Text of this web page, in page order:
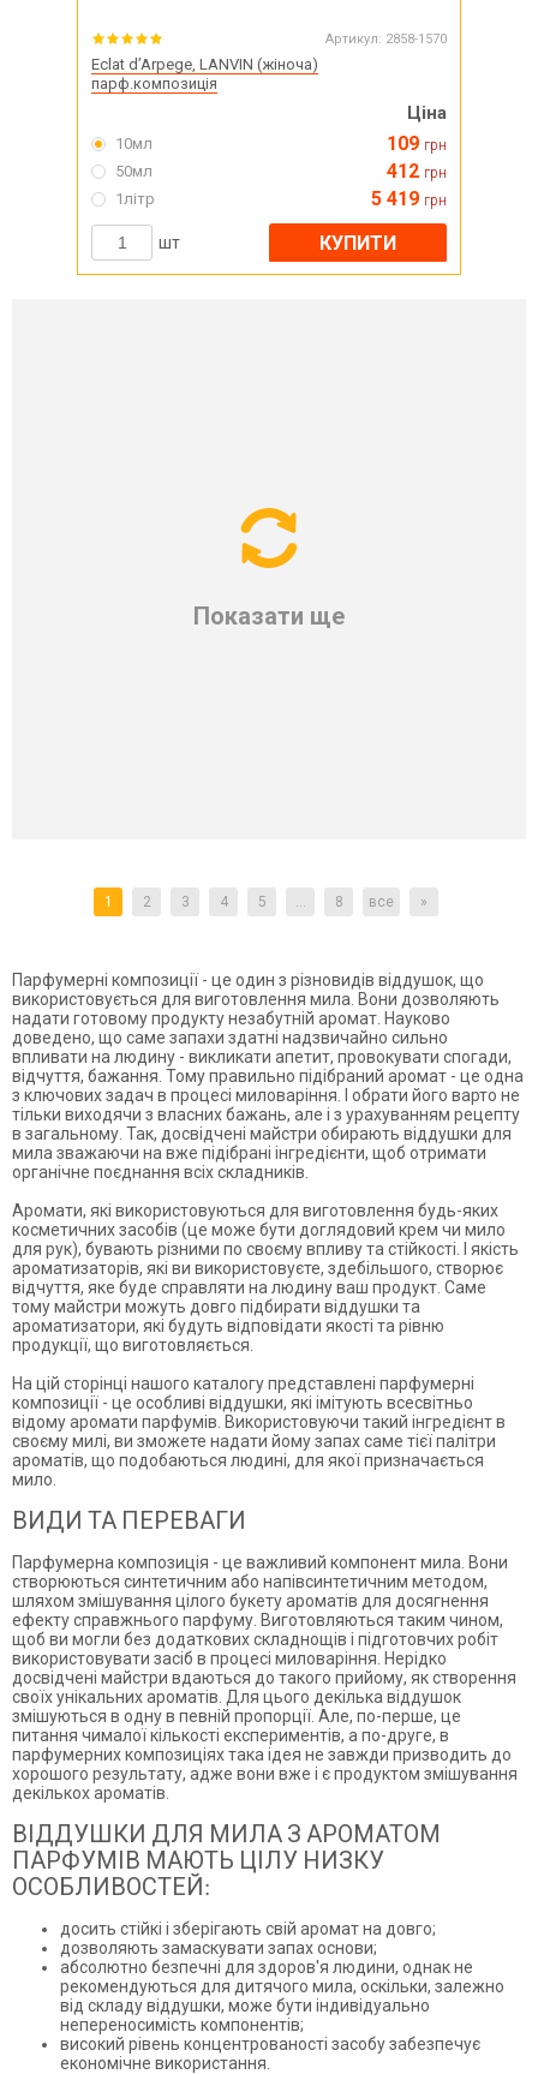
Артикул: 2858-1570
Eclat d’Arpege, LANVIN (жіноча)
парф.композиція
Ціна
10мл 109 грн
50мл 412 грн
1літр 5 419 грн
шт КУПИТИ
Показати ще
1 2 3 4 5 ... 8 все »
Парфумерні композиції - це один з різновидів віддушок, що
використовується для виготовлення мила. Вони дозволяють
надати готовому продукту незабутній аромат. Науково
доведено, що саме запахи здатні надзвичайно сильно
впливати на людину - викликати апетит, провокувати спогади,
відчуття, бажання. Тому правильно підібраний аромат - це одна
з ключових задач в процесі миловаріння. І обрати його варто не
тільки виходячи з власних бажань, але і з урахуванням рецепту
в загальному. Так, досвідчені майстри обирають віддушки для
мила зважаючи на вже підібрані інгредієнти, щоб отримати
органічне поєднання всіх складників.
Аромати, які використовуються для виготовлення будь-яких
косметичних засобів (це може бути доглядовий крем чи мило
для рук), бувають різними по своєму впливу та стійкості. І якість
ароматизаторів, які ви використовуєте, здебільшого, створює
відчуття, яке буде справляти на людину ваш продукт. Саме
тому майстри можуть довго підбирати віддушки та
ароматизатори, які будуть відповідати якості та рівню
продукції, що виготовляється.
На цій сторінці нашого каталогу представлені парфумерні
композиції - це особливі віддушки, які імітують всесвітньо
відому аромати парфумів. Використовуючи такий інгредієнт в
своєму милі, ви зможете надати йому запах саме тієї палітри
ароматів, що подобаються людині, для якої призначається
мило.
ВИДИ ТА ПЕРЕВАГИ
Парфумерна композиція - це важливий компонент мила. Вони
створюються синтетичним або напівсинтетичним методом,
шляхом змішування цілого букету ароматів для досягнення
ефекту справжнього парфуму. Виготовляються таким чином,
щоб ви могли без додаткових складнощів і підготовчих робіт
використовувати засіб в процесі миловаріння. Нерідко
досвідчені майстри вдаються до такого прийому, як створення
своїх унікальних ароматів. Для цього декілька віддушок
змішуються в одну в певній пропорції. Але, по-перше, це
питання чималої кількості експериментів, а по-друге, в
парфумерних композиціях така ідея не завжди призводить до
хорошого результату, адже вони вже і є продуктом змішування
декількох ароматів.
ВІДДУШКИ ДЛЯ МИЛА З АРОМАТОМ
ПАРФУМІВ МАЮТЬ ЦІЛУ НИЗКУ
ОСОБЛИВОСТЕЙ:
досить стійкі і зберігають свій аромат на довго;
дозволяють замаскувати запах основи;
абсолютно безпечні для здоров'я людини, однак не
рекомендуються для дитячого мила, оскільки, залежно
від складу віддушки, може бути індивідуально
непереносимість компонентів;
високий рівень концентрованості засобу забезпечує
економічне використання.